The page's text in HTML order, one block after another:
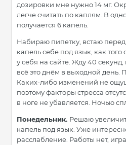
дозировки мне нужно 14 мг.
легче считать по каплям. В
получается 6 капель.
Набираю пипетку, встаю
капель себе под язык, как того
у себя на сайте. Жду 40
всё это днём в выходной день.
Каких-либо изменений не
поэтому факторы стресса
в ноге не убавляется. Ночью
Понедельник. Решаю
капель под язык. Уже
расслабление. Работы нет,